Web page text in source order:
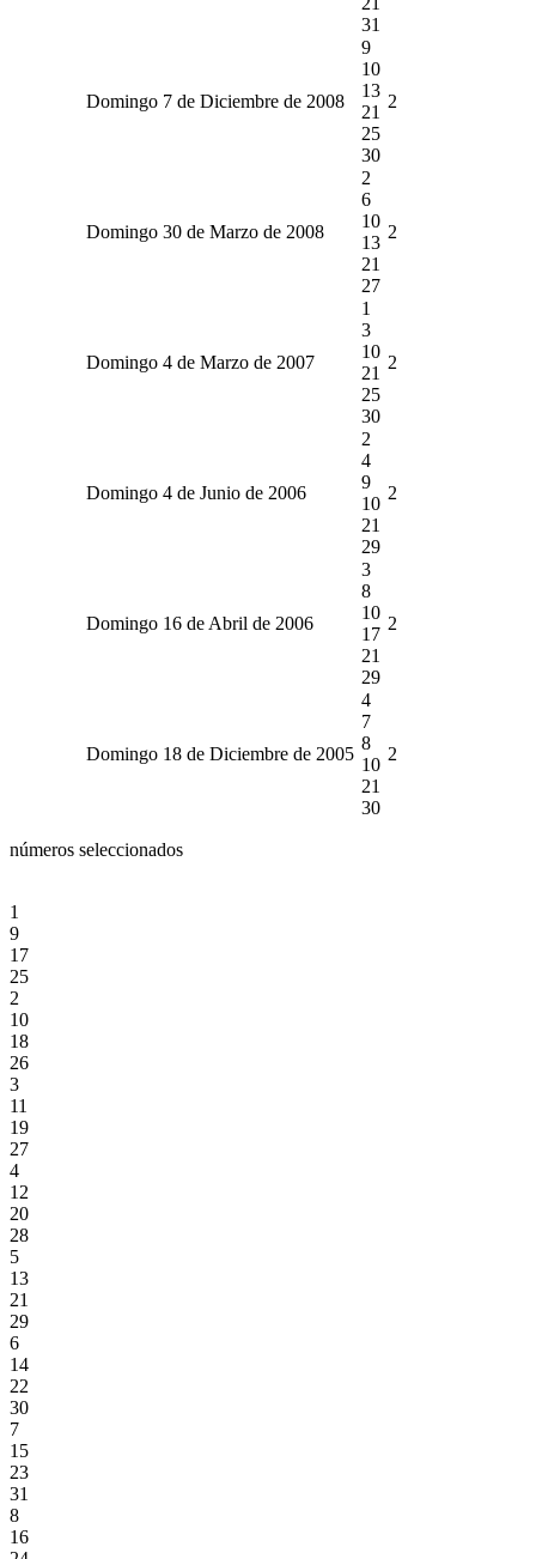
31
Domingo 7 de Diciembre de 2008
9
10
13
21
25
30
2
Domingo 30 de Marzo de 2008
2
6
10
13
21
27
2
Domingo 4 de Marzo de 2007
1
3
10
21
25
30
2
Domingo 4 de Junio de 2006
2
4
9
10
21
29
2
Domingo 16 de Abril de 2006
3
8
10
17
21
29
2
Domingo 18 de Diciembre de 2005
4
7
8
10
21
30
2
números seleccionados
1
9
17
25
2
10
18
26
3
11
19
27
4
12
20
28
5
13
21
29
6
14
22
30
7
15
23
31
8
16